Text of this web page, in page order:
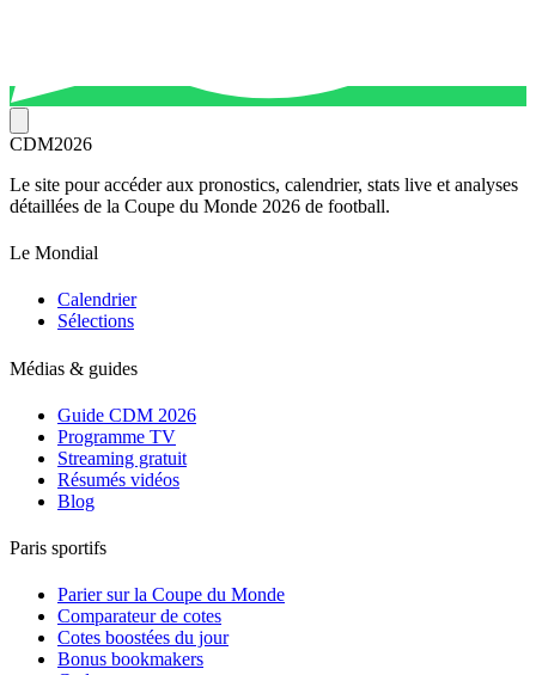
CDM2026
Le site pour accéder aux pronostics, calendrier, stats live et analyses
détaillées de la Coupe du Monde 2026 de football.
Le Mondial
Calendrier
Sélections
Médias & guides
Guide CDM 2026
Programme TV
Streaming gratuit
Résumés vidéos
Blog
Paris sportifs
Parier sur la Coupe du Monde
Comparateur de cotes
Cotes boostées du jour
Bonus bookmakers